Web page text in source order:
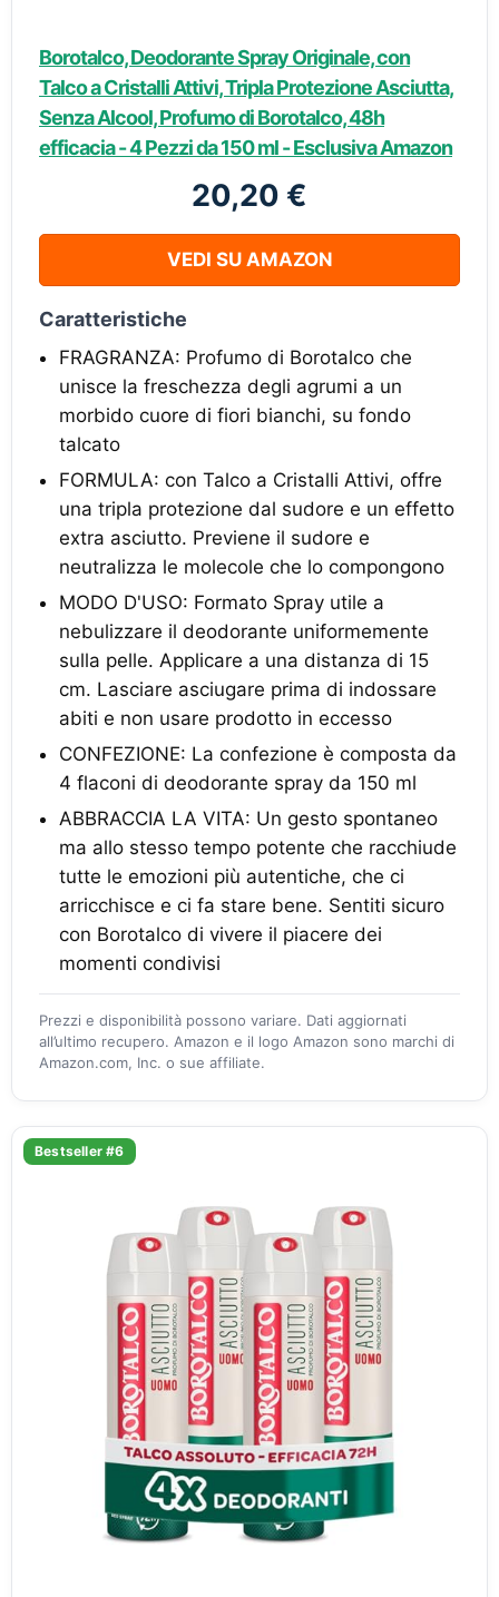
Borotalco, Deodorante Spray Originale, con
Talco a Cristalli Attivi, Tripla Protezione Asciutta,
Senza Alcool, Profumo di Borotalco, 48h
efficacia - 4 Pezzi da 150 ml - Esclusiva Amazon
20,20 €
VEDI SU AMAZON
Caratteristiche
FRAGRANZA: Profumo di Borotalco che
unisce la freschezza degli agrumi a un
morbido cuore di fiori bianchi, su fondo
talcato
FORMULA: con Talco a Cristalli Attivi, offre
una tripla protezione dal sudore e un effetto
extra asciutto. Previene il sudore e
neutralizza le molecole che lo compongono
MODO D'USO: Formato Spray utile a
nebulizzare il deodorante uniformemente
sulla pelle. Applicare a una distanza di 15
cm. Lasciare asciugare prima di indossare
abiti e non usare prodotto in eccesso
CONFEZIONE: La confezione è composta da
4 flaconi di deodorante spray da 150 ml
ABBRACCIA LA VITA: Un gesto spontaneo
ma allo stesso tempo potente che racchiude
tutte le emozioni più autentiche, che ci
arricchisce e ci fa stare bene. Sentiti sicuro
con Borotalco di vivere il piacere dei
momenti condivisi
Prezzi e disponibilità possono variare. Dati aggiornati
all’ultimo recupero. Amazon e il logo Amazon sono marchi di
Amazon.com, Inc. o sue affiliate.
Bestseller #6